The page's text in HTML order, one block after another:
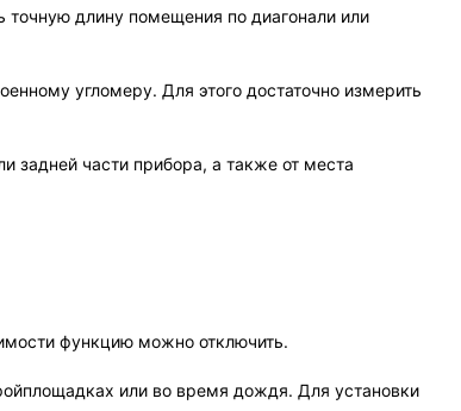
точную длину помещения по диагонали или
угломеру. Для этого достаточно измерить
задней части прибора, а также от места
функцию можно отключить.
или во время дождя. Для установки